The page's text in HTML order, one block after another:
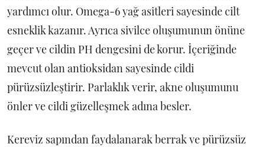
yardımcı olur. Omega-6 yağ asitleri sayesinde cilt
esneklik kazanır. Ayrıca sivilce oluşumunun önüne
geçer ve cildin PH dengesini de korur. İçeriğinde
mevcut olan antioksidan sayesinde cildi
pürüzsüzleştirir. Parlaklık verir, akne oluşumunu
önler ve cildi güzelleşmek adına besler.
Kereviz sapından faydalanarak berrak ve pürüzsüz